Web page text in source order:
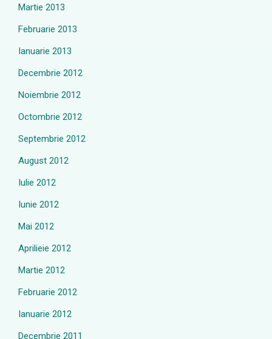
Martie 2013
Februarie 2013
Ianuarie 2013
Decembrie 2012
Noiembrie 2012
Octombrie 2012
Septembrie 2012
August 2012
Iulie 2012
Iunie 2012
Mai 2012
Aprilieie 2012
Martie 2012
Februarie 2012
Ianuarie 2012
Decembrie 2011